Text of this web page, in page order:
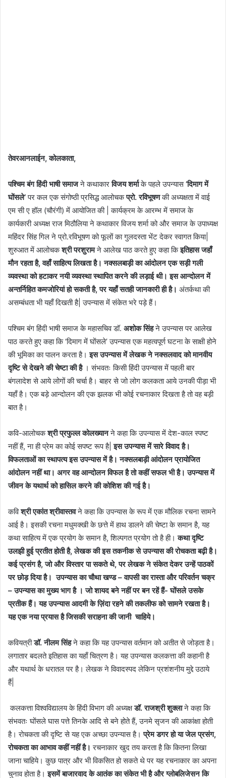
तेवरआनलाईन, कोलकाता,
पश्चिम बंग हिंदी भाषी समाजने कथाकारविजय शर्माके पहले उपन्यास‘दिमाग में
घोंसले’पर कल एक संगोष्ठी प्रसिद्ध आलोचकप्रो. रविभूषणकी अध्यक्षता में वाई
एम सी ए हॉल (चौरंगी) में आयोजित की | कार्यक्रम के आरम्भ में समाज के
कार्यकारी अध्यक्ष राज मिठौलिया ने कथाकार विजय शर्मा को और समाज के उपाध्यक्ष
महिंदर सिंह गिल ने प्रो.रविभूषण को फूलों का गुलदस्ता भेंट देकर स्वागत किया|
शुरुआत में आलोचकश्री परशुरामने आलेख पाठ करते हुए कहा किइतिहास जहाँ
मौन रहता है, वहाँ साहित्य लिखता है। नक्सलबाड़ी का आंदोलन एक सड़ी गली
व्यवस्था को हटाकर नयी व्यवस्था स्थापित करने की लड़ाई थी। इस आन्दोलन में
अन्तर्निहित कमजोरियां हो सकती है, पर यहाँ सतही जानकारी ही है। अंतर्कथा की
असम्बंधता भी यहाँ दिखती है| उपन्यास में संकेत भरे पड़े हैं।
पश्चिम बंग हिंदी भाषी समाज के महासचिव डॉ. अशोक सिंहने उपन्यास पर आलेख
पाठ करते हुए कहा कि ‘दिमाग में घोंसले’ उपन्यास एक महत्वपूर्ण घटना के साक्षी होने
की भूमिका का पालन करता है।इस उपन्यास में लेखक ने नक्सलवाद को मानवीय
दृष्टि से देखने की चेष्टा की है । संभवतः किसी हिंदी उपन्यास में पहली बार
बंगलादेश से आये लोगों की चर्चा है। बाहर से जो लोग कलकता आये उनकी पीड़ा भी
यहाँ है। एक बड़े आन्दोलन की एक झलक भी कोई रचनाकार दिखता है तो वह बड़ी
बात है।
कवि-आलोचकश्री प्रफुल्ल कोलख्यानने कहा कि उपन्यास में देश-काल स्पष्ट
नहीं हैं, ना ही प्रेम का कोई सपष्ट रूप है|इस उपन्यास में सारे विवाद है।
विफलताओं का स्थापत्य इस उपन्यास में है। नक्सलबाड़ी आंदोलन प्रायोजित
आंदोलन नहीं था। अगर वह आन्दोलन विफल है तो कहीं सफल भी है। उपन्यास में
जीवन के यथार्थ को हासिल करने की कोशिश की गई है।
कविश्री एकांत श्रीवास्तवने कहा कि उपन्यास के रूप में एक मौलिक रचना सामने
आई है। इसकी रचना मधुमक्खी के छत्ते में हाथ डालने की चेष्टा के समान है, यह
कथा साहित्य में एक प्रयोग के समान है, शिल्पगत प्रयोग तो है ही।कथा दृष्टि
उलझी हुई प्रतीत होती है, लेखक की इस तकनीक से उपन्यास की रोचकता बढ़ी है।
कई प्रसंग है, जो और विस्तार पा सकते थे, पर लेखक ने संकेत देकर उन्हें पाठकों
पर छोड़ दिया है। उपन्यास का चौथा खण्ड – वापसी का रास्ता और परिवर्तन चक्र
–उपन्यास का मुख्य भाग है । जो शायद बने नहीं पर बन रहें हैं- घोंसले उसके
प्रतीक हैं। यह उपन्यास आदमी के ज़िंदा रहने की तकलीफ को सामने रखता है।
यह एक नया प्रयास है जिसकी सराहना की जानी चाहिये।
कवियत्रीडॉ. नीलम सिंहने कहा कि यह उपन्यास वर्तमान को अतीत से जोड़ता है।
लगातार बदलते इतिहास का यहाँ चित्रण है। यह उपन्यास कलकत्ता की कहानी है
और यथार्थ के धरातल पर है। लेखक ने विवादस्पद लेकिन प्रशंशनीय मुद्दे उठाये
हैं|
कलकत्ता विश्वविद्यालय के हिंदी विभाग की अध्यक्षडॉ. राजश्री शुक्लाने कहा कि
संभवतः घोंसले घास पत्ते तिनके आदि से बने होते हैं, उनमे सृजन की आकांक्षा होती
है। रोचकता की दृष्टि से यह एक अच्छा उपन्यास है।प्रेम डगर हो या जेल प्रसंग,
रोचकता का आभाव कहीं नहीं है। रचनाकार खुद तय करता है कि कितना लिखा
जाना चाहिये। कुछ पात्र और भी विकसित हो सकते थे पर यह रचनाकार का अपना
चुनाव होता है।इसमें बाजारवाद के आतंक का संकेत भी है और ग्लोबलिजेसन कि